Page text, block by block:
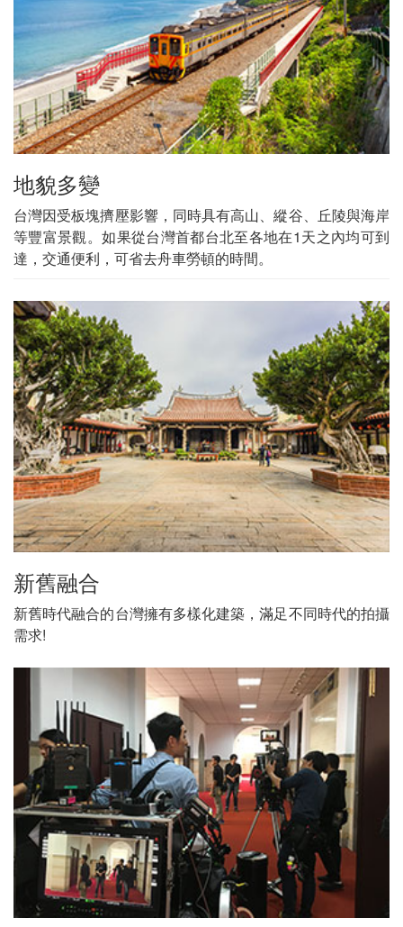
地貌多變
台灣因受板塊擠壓影響，同時具有高山、縱谷、丘陵與海岸
等豐富景觀。如果從台灣首都台北至各地在1天之內均可到
達，交通便利，可省去舟車勞頓的時間。
新舊融合
新舊時代融合的台灣擁有多樣化建築，滿足不同時代的拍攝
需求!